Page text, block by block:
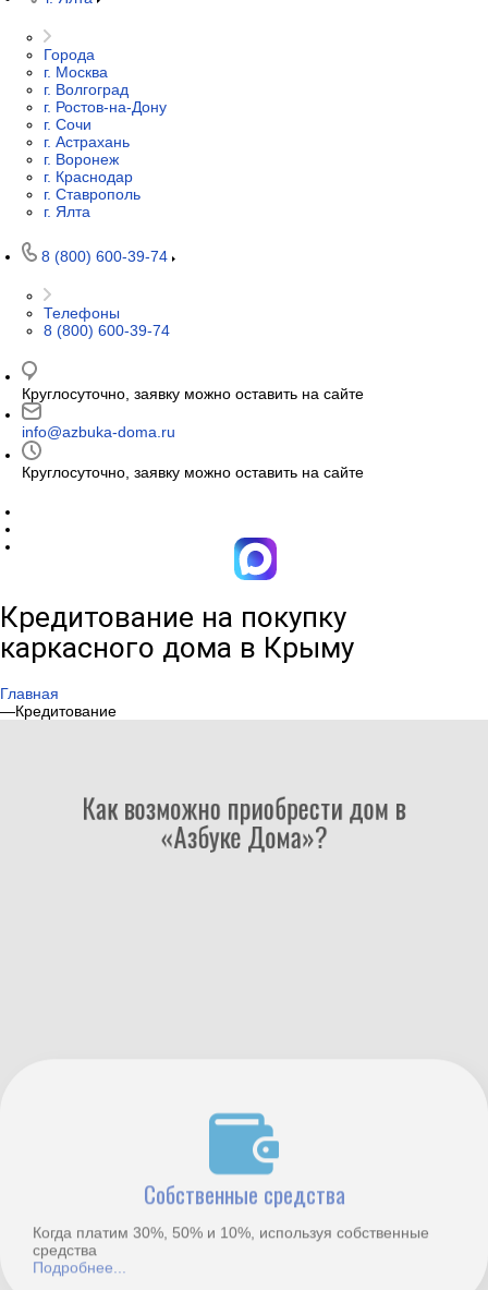
Города
г. Москва
г. Волгоград
г. Ростов-на-Дону
г. Сочи
г. Астрахань
г. Воронеж
г. Краснодар
г. Ставрополь
г. Ялта
8 (800) 600-39-74
Телефоны
8 (800) 600-39-74
Круглосуточно, заявку можно оставить на сайте
info@azbuka-doma.ru
Круглосуточно, заявку можно оставить на сайте
Кредитование на покупку
каркасного дома в Крыму
Главная
—Кредитование
Как возможно приобрести дом в
«Азбуке Дома»?